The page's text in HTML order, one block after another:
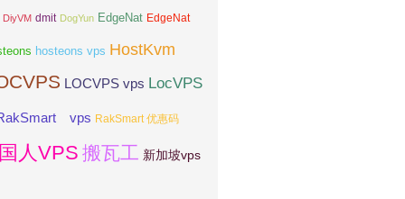
DiyVM dmit DogYun EdgeNat EdgeNat
hosteons vps HostKvm
LOCVPS vps LocVPS
vps RakSmart 优惠码
人VPS 搬瓦工 新加坡vps